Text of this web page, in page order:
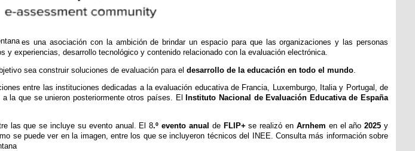
es una asociación con la ambición de brindar un espacio para que las organizaciones y las personas
experiencias, desarrollo tecnológico y contenido relacionado con la evaluación electrónica.
sea construir soluciones de evaluación para el desarrollo de la educación en todo el mundo
entre las instituciones dedicadas a la evaluación educativa de Francia, Luxemburgo, Italia y Portugal, de
la que se unieron posteriormente otros países. El
Instituto Nacional de Evaluación Educativa de España
las que se incluye su evento anual. El 8.º evento anual deFLIP+ se realizó en Arnhem en el año2025 y
se puede ver en la imagen, entre los que se incluyeron técnicos del INEE. Consulta más información sobre